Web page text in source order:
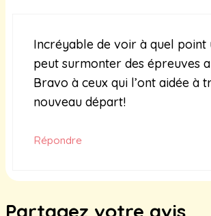
Incréyable de voir à quel point
peut surmonter des épreuves
Bravo à ceux qui l’ont aidée à
nouveau départ!
Répondre
Partagez votre avis